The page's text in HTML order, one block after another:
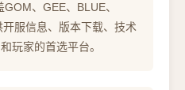
、GEE、BLUE、
服信息、版本下载、技术
玩家的首选平台。